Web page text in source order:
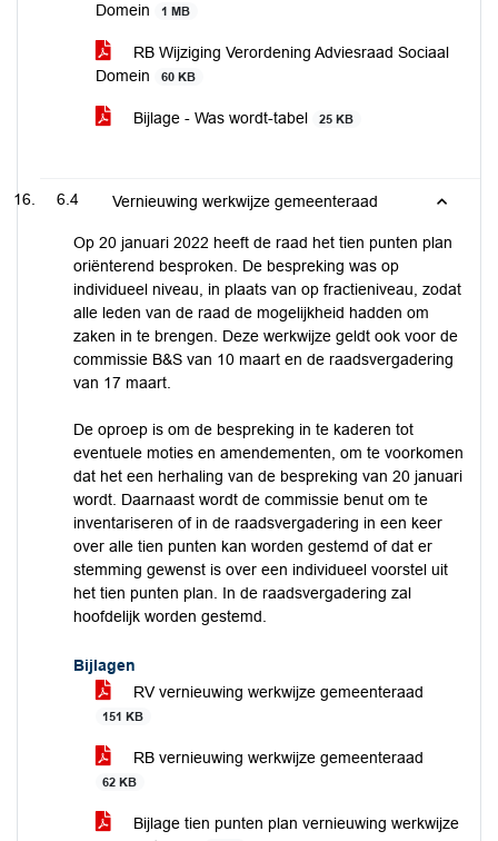
Domein
1 MB
RB Wijziging Verordening Adviesraad Sociaal
Domein
60 KB
Bijlage - Was wordt-tabel 25 KB
6.4 Vernieuwing werkwijze gemeenteraad
Op 20 januari 2022 heeft de raad het tien punten plan
oriënterend besproken. De bespreking was op
individueel niveau, in plaats van op fractieniveau, zodat
alle leden van de raad de mogelijkheid hadden om
zaken in te brengen. Deze werkwijze geldt ook voor de
commissie B&S van 10 maart en de raadsvergadering
van 17 maart.
De oproep is om de bespreking in te kaderen tot
eventuele moties en amendementen, om te voorkomen
dat het een herhaling van de bespreking van 20 januari
wordt. Daarnaast wordt de commissie benut om te
inventariseren of in de raadsvergadering in een keer
over alle tien punten kan worden gestemd of dat er
stemming gewenst is over een individueel voorstel uit
het tien punten plan. In de raadsvergadering zal
hoofdelijk worden gestemd.
Bijlagen
RV vernieuwing werkwijze gemeenteraad
151 KB
RB vernieuwing werkwijze gemeenteraad
62 KB
Bijlage tien punten plan vernieuwing werkwijze